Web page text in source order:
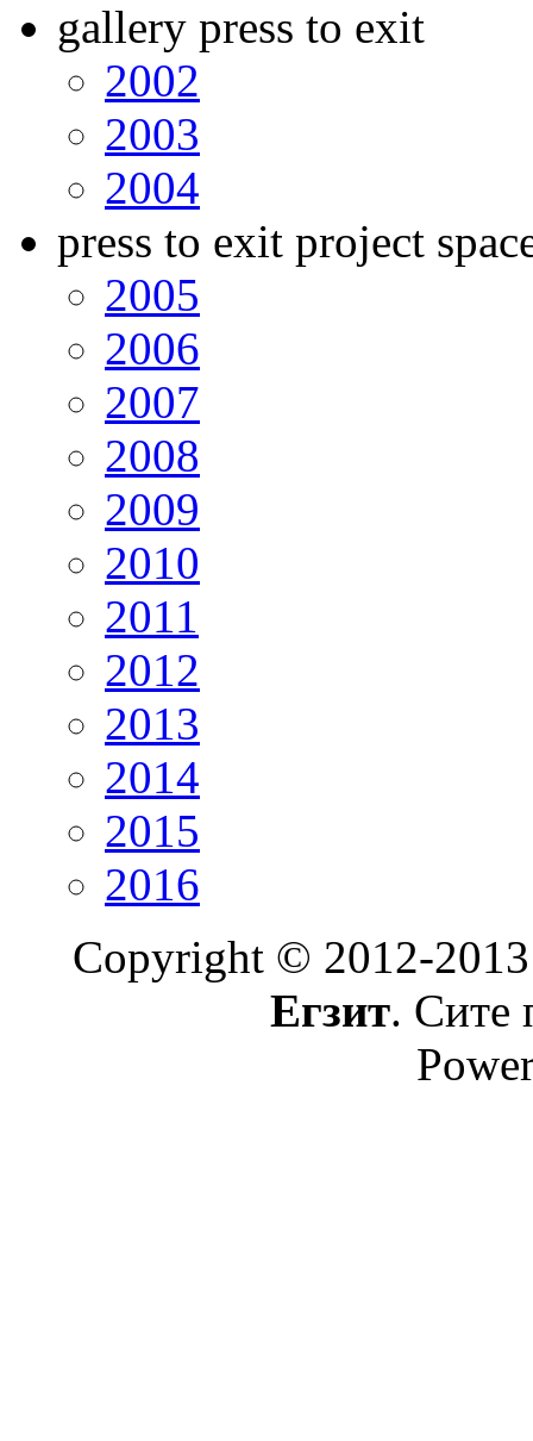
gallery press to exit
2002
2003
2004
press to exit project
2005
2006
2007
2008
2009
2010
2011
2012
2013
2014
2015
2016
Copyright © 2012-
Егзит. Сите